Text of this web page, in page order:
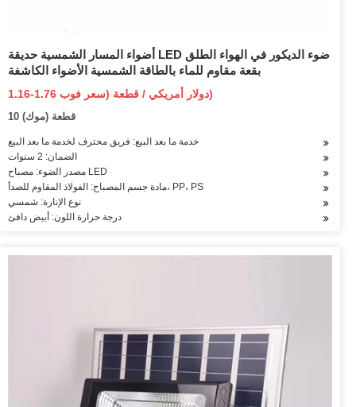
أضواء المسار الشمسية حديقة LED ضوء الديكور في الهواء الطلق
بقعة مقاوم للماء بالطاقة الشمسية الأضواء الكاشفة
1.16-1.76 دولار أمريكي / قطعة (سعر فوب)
10 قطعة (موك)
خدمة ما بعد البيع: فريق محترف لخدمة ما بعد البيع
الضمان: 2 سنوات
مصدر الضوء: مصباح LED
مادة جسم المصباح: الفولاذ المقاوم للصدأ، PP، PS
نوع الإنارة: شمسي
درجة حرارة اللون: أبيض دافئ